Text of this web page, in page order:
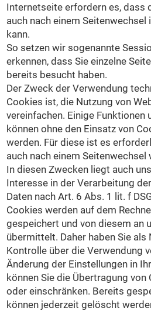
Internetseite erfordern es, dass
auch nach einem
kann.
So setzen wir sogenannte
erkennen, dass Sie einzelne
bereits besucht haben.
Der Zweck der Verwendung
Cookies ist, die Nutzung von
vereinfachen. Einige Funktionen
können ohne den Einsatz von
werden. Für diese ist es
auch nach einem
In diesen Zwecken liegt auch
Interesse in der Verarbeitung
Daten nach Art. 6 Abs. 1 lit. f
Cookies werden auf dem
gespeichert und von diesem an
übermittelt. Daher haben Sie als
Kontrolle über die Verwendung
Änderung der Einstellungen in
können Sie die Übertragung
oder einschränken. Bereits
können jederzeit gelöscht